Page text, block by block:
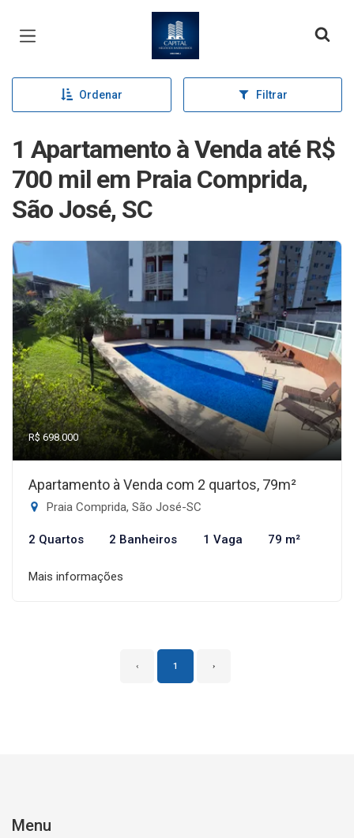
Página inicial
Ordenar Filtrar
1 Apartamento à Venda até R$
700 mil em Praia Comprida,
São José, SC
R$ 698.000
Apartamento à Venda com 2 quartos, 79m²
Praia Comprida, São José-SC
2 Quartos 2 Banheiros 1 Vaga 79 m²
Mais informações
‹ 1 ›
Menu